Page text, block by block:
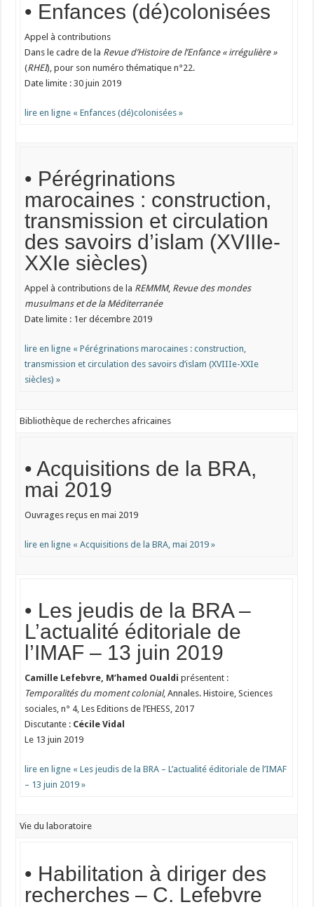
• Enfances (dé)colonisées
Appel à contributions
Dans le cadre de la Revue d’Histoire de l’Enfance « irrégulière »
(RHEI), pour son numéro thématique n°22.
Date limite : 30 juin 2019
lire en ligne « Enfances (dé)colonisées »
• Pérégrinations
marocaines : construction,
transmission et circulation
des savoirs d’islam (XVIIIe-
XXIe siècles)
Appel à contributions de la REMMM, Revue des mondes
musulmans et de la Méditerranée
Date limite : 1er décembre 2019
lire en ligne « Pérégrinations marocaines : construction,
transmission et circulation des savoirs d’islam (XVIIIe-XXIe
siècles) »
Bibliothèque de recherches africaines
• Acquisitions de la BRA,
mai 2019
Ouvrages reçus en mai 2019
lire en ligne « Acquisitions de la BRA, mai 2019 »
• Les jeudis de la BRA –
L’actualité éditoriale de
l’IMAF – 13 juin 2019
Camille Lefebvre, M’hamed Oualdi présentent :
Temporalités du moment colonial, Annales. Histoire, Sciences
sociales, n° 4, Les Editions de l’EHESS, 2017
Discutante : Cécile Vidal
Le 13 juin 2019
lire en ligne « Les jeudis de la BRA – L’actualité éditoriale de l’IMAF
– 13 juin 2019 »
Vie du laboratoire
• Habilitation à diriger des
recherches – C. Lefebvre